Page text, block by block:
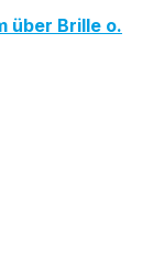
über Brille o.